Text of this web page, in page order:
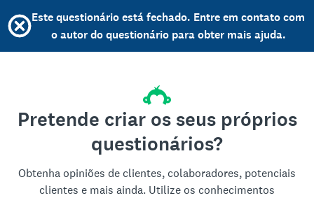
Este questionário está fechado. Entre em contato com
o autor do questionário para obter mais ajuda.
Pretende criar os seus próprios
questionários?
Obtenha opiniões de clientes, colaboradores, potenciais
clientes e mais ainda. Utilize os conhecimentos